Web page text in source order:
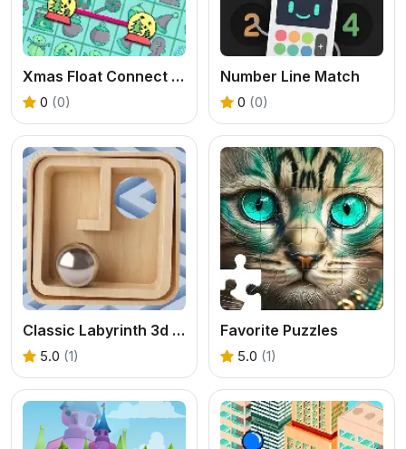
Xmas Float Connect 2023
0 (0)
Number Line Match
0 (0)
Classic Labyrinth 3d Maze
5.0 (1)
Favorite Puzzles
5.0 (1)